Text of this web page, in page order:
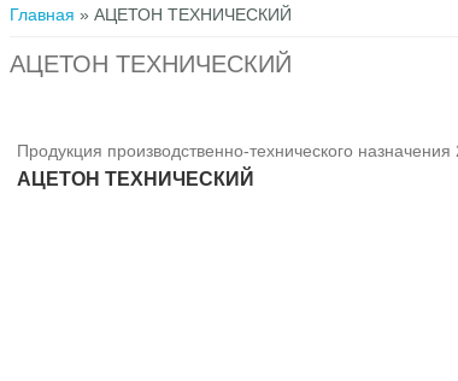
Вы здесь
Главная » АЦЕТОН ТЕХНИЧЕСКИЙ
АЦЕТОН ТЕХНИЧЕСКИЙ
Продукция производственно-технического назначения
АЦЕТОН ТЕХНИЧЕСКИЙ